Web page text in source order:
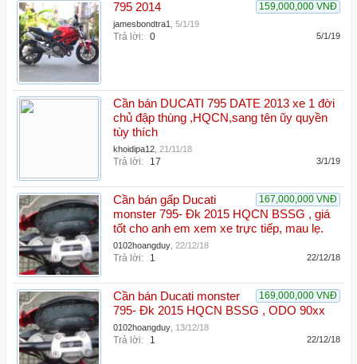
159,000,000 VNĐ
795 2014
jamesbondtra1 5/1/19
Trả lời: 0 5/1/19
Cần bán DUCATI 795 DATE 2013 xe 1 đời
chủ đập thùng ,HQCN,sang tên ũy quyền
tùy thích
khoidipa12 21/11/18
Trả lời: 17 3/1/19
167,000,000 VNĐ
Cần bán gấp Ducati
monster 795- Đk 2015 HQCN BSSG , giá
tốt cho anh em xem xe trực tiếp, mau lẹ.
0102hoangduy 22/12/18
Trả lời: 1 22/12/18
169,000,000 VNĐ
Cần bán Ducati monster
795- Đk 2015 HQCN BSSG , ODO 90xx
0102hoangduy 13/12/18
Trả lời: 1 22/12/18